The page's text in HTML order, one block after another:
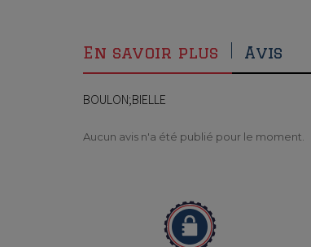
En savoir plus Avis
BOULON;BIELLE
Aucun avis n'a été publié pour le moment.